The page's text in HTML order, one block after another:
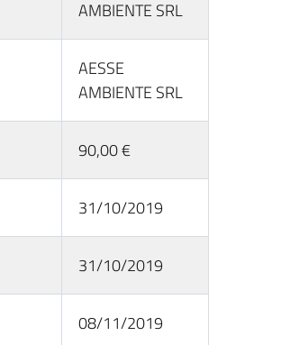
AMBIENTE SRL
AESSE
AMBIENTE SRL
90,00 €
31/10/2019
31/10/2019
08/11/2019